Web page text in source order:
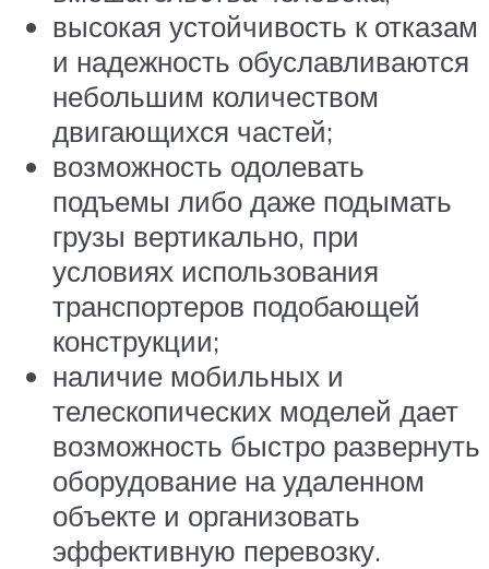
высокая устойчивость к отказам
и надежность обуславливаются
небольшим количеством
двигающихся частей;
возможность одолевать
подъемы либо даже подымать
грузы вертикально, при
условиях использования
транспортеров подобающей
конструкции;
наличие мобильных и
телескопических моделей дает
возможность быстро развернуть
оборудование на удаленном
объекте и организовать
эффективную перевозку.